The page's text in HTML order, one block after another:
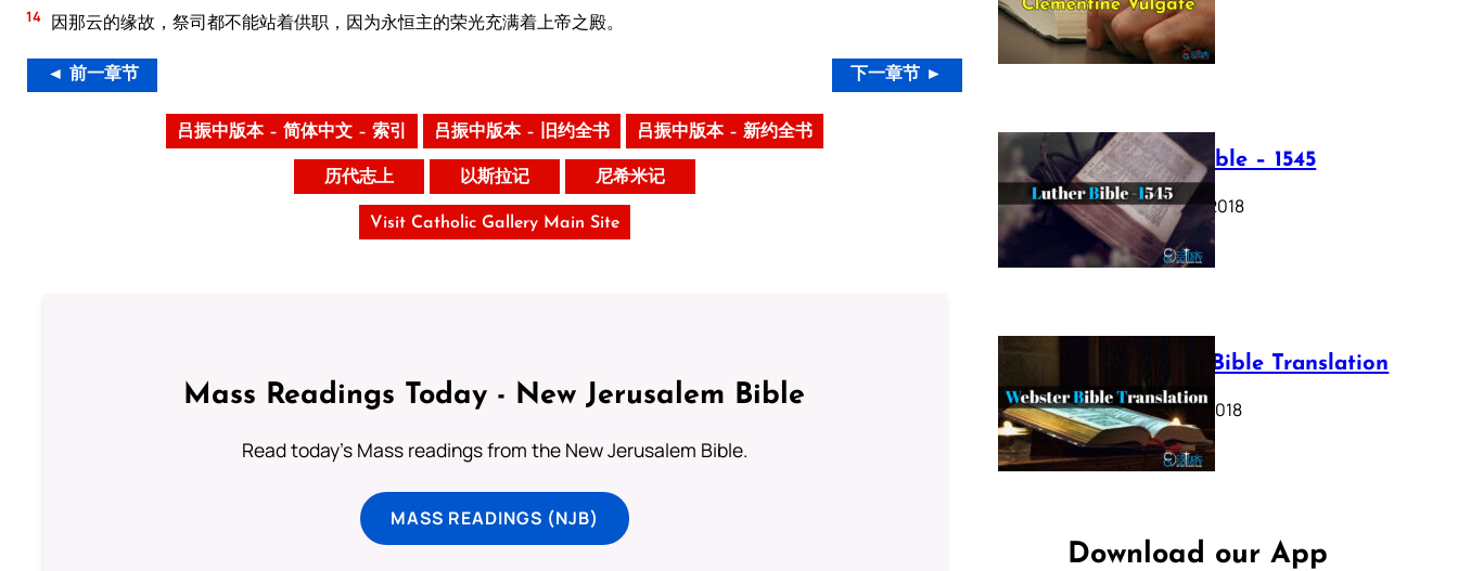
14 因那云的缘故，祭司都不能站着供职，因为永恒主的荣光充满着上帝之殿。
◄ 前一章节 下一章节 ►
吕振中版本 – 简体中文 – 索引 吕振中版本 – 旧约全书 吕振中版本 – 新约全书
历代志上 以斯拉记 尼希米记
Visit Catholic Gallery Main Site
Mass Readings Today - New Jerusalem Bible
Read today's Mass readings from the New Jerusalem Bible.
MASS READINGS (NJB)
July 12, 2025
Luther Bible – 1545
October 17, 2018
Webster Bible Translation
October 11, 2018
Download our App